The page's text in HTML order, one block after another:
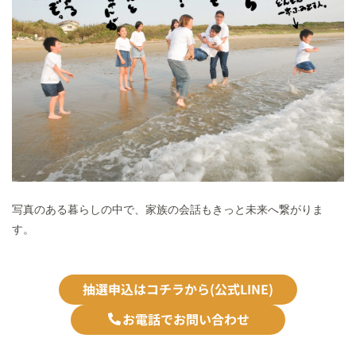
写真のある暮らしの中で、家族の会話もきっと未来へ繋がりま
す。
抽選申込はコチラから(公式LINE)
お電話でお問い合わせ